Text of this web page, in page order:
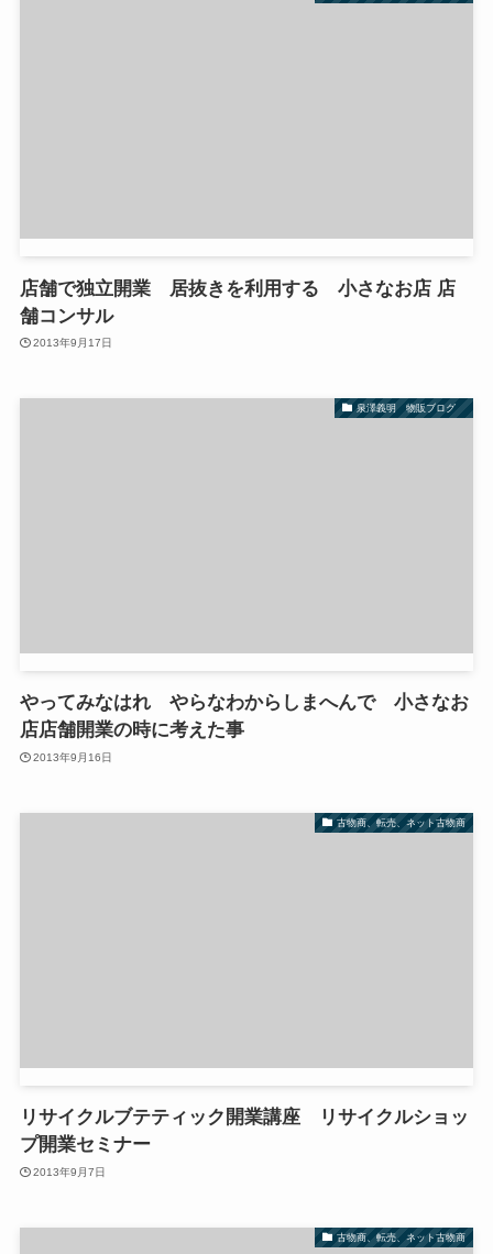
店舗で独立開業 居抜きを利用する 小さなお店 店
舗コンサル
2013年9月17日
泉澤義明 物販ブログ
やってみなはれ やらなわからしまへんで 小さなお
店店舗開業の時に考えた事
2013年9月16日
古物商、転売、ネット古物商
リサイクルブテティック開業講座 リサイクルショッ
プ開業セミナー
2013年9月7日
古物商、転売、ネット古物商